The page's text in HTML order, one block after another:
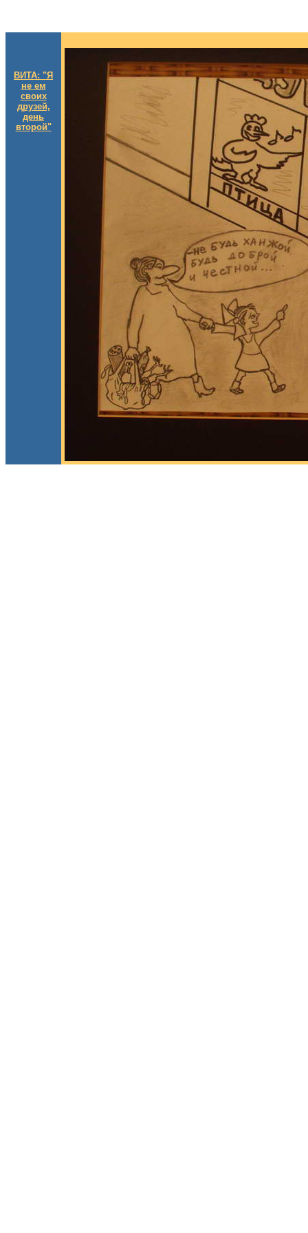
ВИТА: "Я
не ем
своих
друзей,
день
второй"